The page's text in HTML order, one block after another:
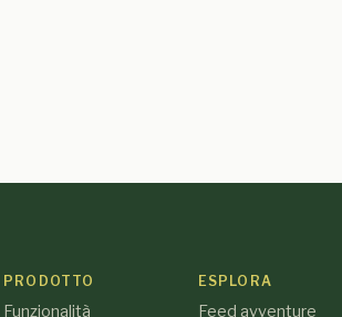
PRODOTTO
Funzionalità
ESPLORA
Feed avventure